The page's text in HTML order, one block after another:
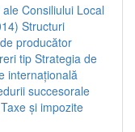
Consiliului Local
Structuri
producător
tipStrategia de
internaţională
succesorale
Taxe şi impozite